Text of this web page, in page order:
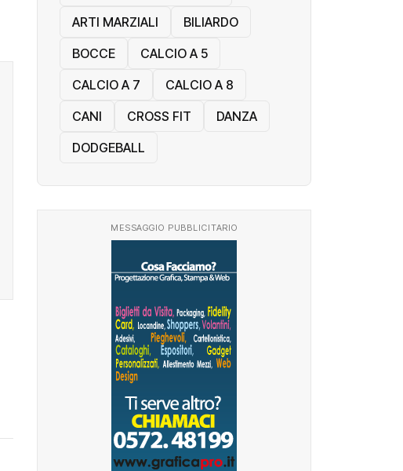
ARTI MARZIALI
BILIARDO
BOCCE
CALCIO A 5
CALCIO A 7
CALCIO A 8
CANI
CROSS FIT
DANZA
DODGEBALL
MESSAGGIO PUBBLICITARIO